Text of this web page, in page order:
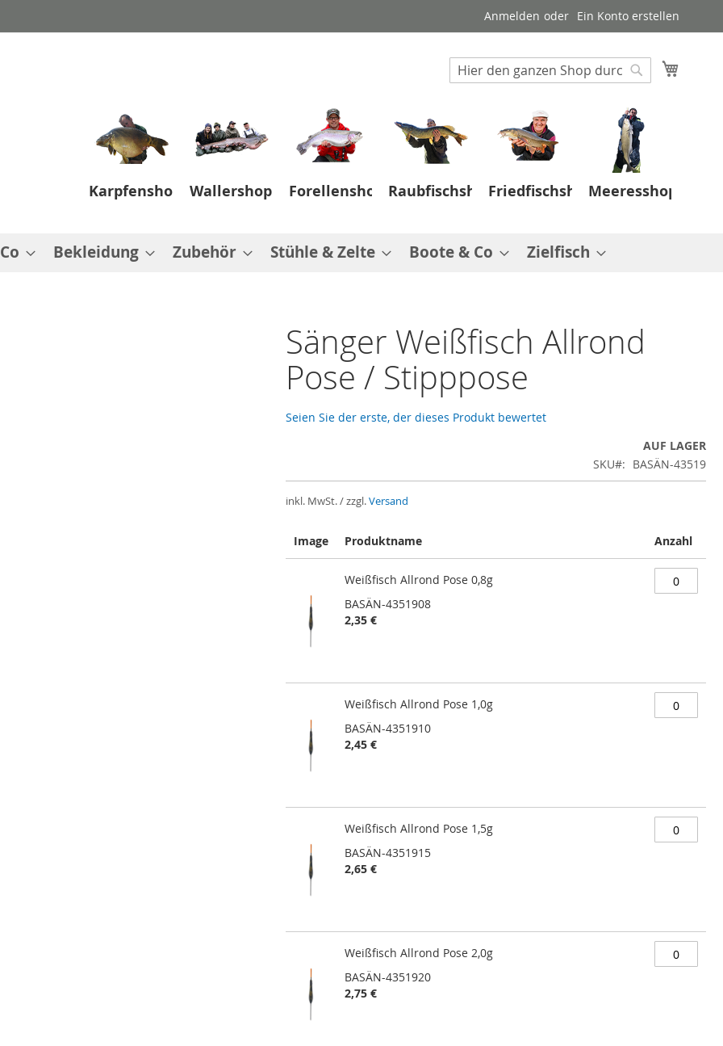
Anmelden Ein Konto erstellen
Suche
Suche
Karpfenshop Wallershop Forellenshop RaubfischshopFriedfischshopMeeresshop
Bekleidung Zubehör Stühle & Zelte Boote & Co Zielfisch
Sänger Weißfisch Allrond
Pose / Stipppose
Seien Sie der erste, der dieses Produkt bewertet
AUF LAGER
SKU
BASÄN-43519
inkl. MwSt. / zzgl.Versand
Artikel
Image Produktname Anzahl
Weißfisch Allrond Pose 0,8g
BASÄN-4351908
2,35 €
Weißfisch Allrond Pose 1,0g
BASÄN-4351910
2,45 €
Weißfisch Allrond Pose 1,5g
BASÄN-4351915
2,65 €
Weißfisch Allrond Pose 2,0g
BASÄN-4351920
2,75 €